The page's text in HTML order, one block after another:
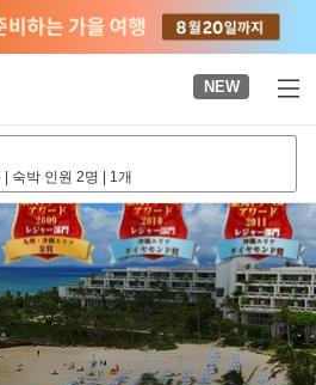
NEW
| 숙박 인원 2명 | 1개